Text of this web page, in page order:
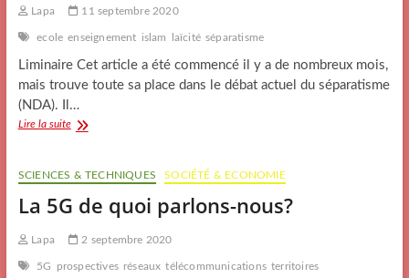
Lapa 11 septembre 2020
ecole enseignement islam laïcité séparatisme
Liminaire Cet article a été commencé il y a de nombreux mois,
mais trouve toute sa place dans le débat actuel du séparatisme
(NDA). Il…
Lire la suiteL’école
le
rien
nouveau…
SCIENCES & TECHNIQUES SOCIÉTÉ & ECONOMIE
La 5G de quoi parlons-nous?
Lapa 2 septembre 2020
5G prospectives réseaux télécommunications territoires